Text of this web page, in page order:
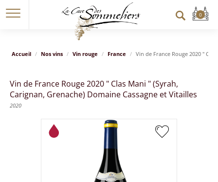
Accueil Nos vins Vin rouge France Vin de France Rouge 2020 "
Vin de France Rouge 2020 " Clas Mani " (Syrah,
Carignan, Grenache) Domaine Cassagne et Vitailles
2020